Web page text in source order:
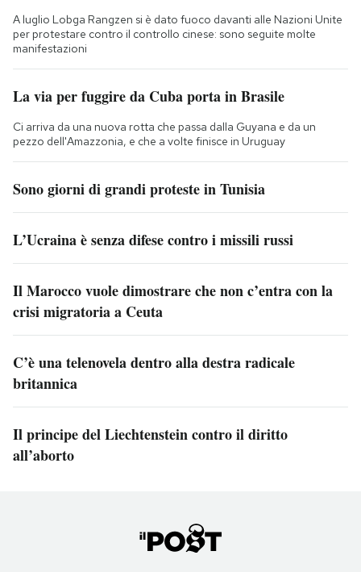
A luglio Lobga Rangzen si è dato fuoco davanti alle Nazioni Unite
per protestare contro il controllo cinese: sono seguite molte
manifestazioni
La via per fuggire da Cuba porta in Brasile
Ci arriva da una nuova rotta che passa dalla Guyana e da un
pezzo dell'Amazzonia, e che a volte finisce in Uruguay
Sono giorni di grandi proteste in Tunisia
L’Ucraina è senza difese contro i missili russi
Il Marocco vuole dimostrare che non c’entra con la
crisi migratoria a Ceuta
C’è una telenovela dentro alla destra radicale
britannica
Il principe del Liechtenstein contro il diritto
all’aborto